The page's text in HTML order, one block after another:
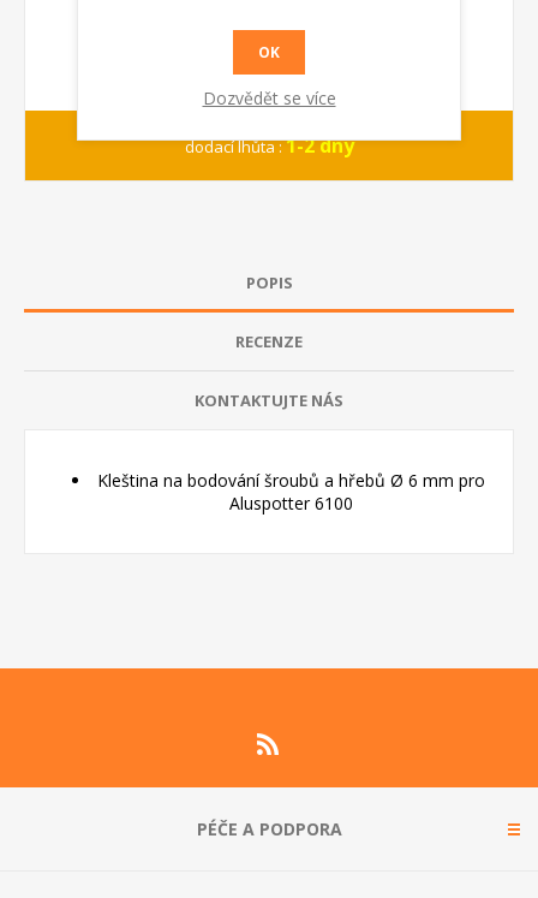
dodací lhůta :1-2 dny
POPIS
RECENZE
KONTAKTUJTE NÁS
Kleština na bodování šroubů a hřebů Ø 6 mm pro
Aluspotter 6100
PÉČE A PODPORA
OK
Dozvědět se více